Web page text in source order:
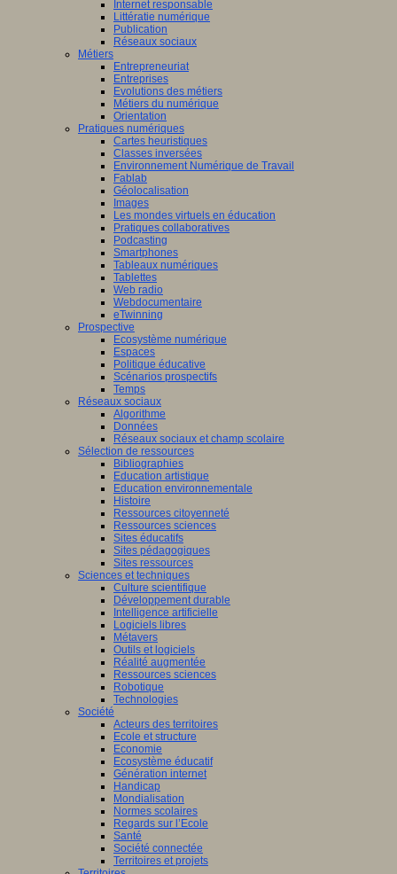
Internet responsable
Littératie numérique
Publication
Réseaux sociaux
Métiers
Entrepreneuriat
Entreprises
Evolutions des métiers
Métiers du numérique
Orientation
Pratiques numériques
Cartes heuristiques
Classes inversées
Environnement Numérique de Travail
Fablab
Géolocalisation
Images
Les mondes virtuels en éducation
Pratiques collaboratives
Podcasting
Smartphones
Tableaux numériques
Tablettes
Web radio
Webdocumentaire
eTwinning
Prospective
Ecosystème numérique
Espaces
Politique éducative
Scénarios prospectifs
Temps
Réseaux sociaux
Algorithme
Données
Réseaux sociaux et champ scolaire
Sélection de ressources
Bibliographies
Education artistique
Education environnementale
Histoire
Ressources citoyenneté
Ressources sciences
Sites éducatifs
Sites pédagogiques
Sites ressources
Sciences et techniques
Culture scientifique
Développement durable
Intelligence artificielle
Logiciels libres
Métavers
Outils et logiciels
Réalité augmentée
Ressources sciences
Robotique
Technologies
Société
Acteurs des territoires
Ecole et structure
Economie
Ecosystème éducatif
Génération internet
Handicap
Mondialisation
Normes scolaires
Regards sur l’Ecole
Santé
Société connectée
Territoires et projets